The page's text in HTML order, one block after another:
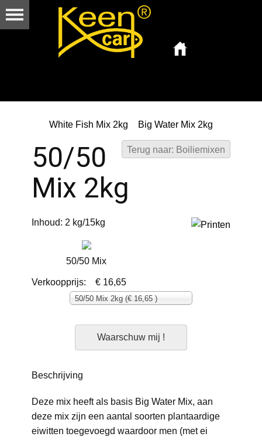
White Fish Mix 2kg Big Water Mix 2kg
Terug naar: Boiliemixen
50/50
Mix 2kg
Inhoud: 2 kg/15kg
50/50 Mix
Verkoopprijs: € 16,65
50/50 Mix 2kg (€ 16,65 )
Waarschuw mij !
Beschrijving
Deze mix heeft als basis Big Water Mix, aan
deze mix zijn een aantal soorten plantaardige
eiwitten toegevoegd waardoor men (met ei